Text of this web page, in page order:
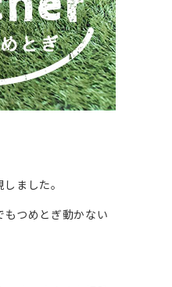
ました。
つめとぎ動かない